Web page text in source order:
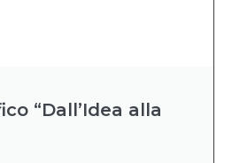
“Dall’Idea alla